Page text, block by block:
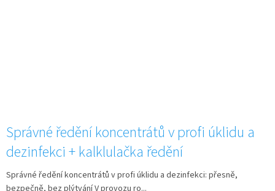
Správné ředění koncentrátů v profi úklidu a
dezinfekci + kalklulačka ředění
Správné ředění koncentrátů v profi úklidu a dezinfekci: přesně,
bezpečně, bez plýtvání V provozu ro...